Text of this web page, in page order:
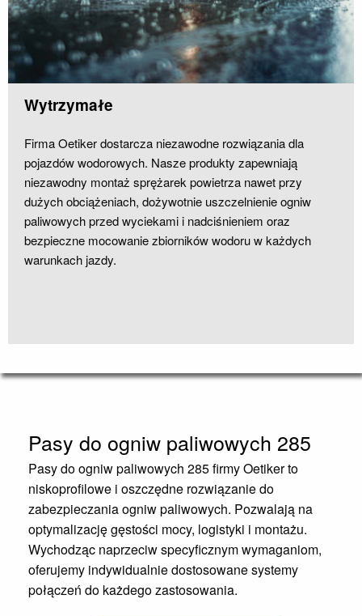
Wytrzymałe
Firma Oetiker dostarcza niezawodne rozwiązania dla
pojazdów wodorowych. Nasze produkty zapewniają
niezawodny montaż sprężarek powietrza nawet przy
dużych obciążeniach, dożywotnie uszczelnienie ogniw
paliwowych przed wyciekami i nadciśnieniem oraz
bezpieczne mocowanie zbiorników wodoru w każdych
warunkach jazdy.
Pasy do ogniw paliwowych 285
Pasy do ogniw paliwowych 285 firmy Oetiker to
niskoprofilowe i oszczędne rozwiązanie do
zabezpieczania ogniw paliwowych. Pozwalają na
optymalizację gęstości mocy, logistyki i montażu.
Wychodząc naprzeciw specyficznym wymaganiom,
oferujemy indywidualnie dostosowane systemy
połączeń do każdego zastosowania.